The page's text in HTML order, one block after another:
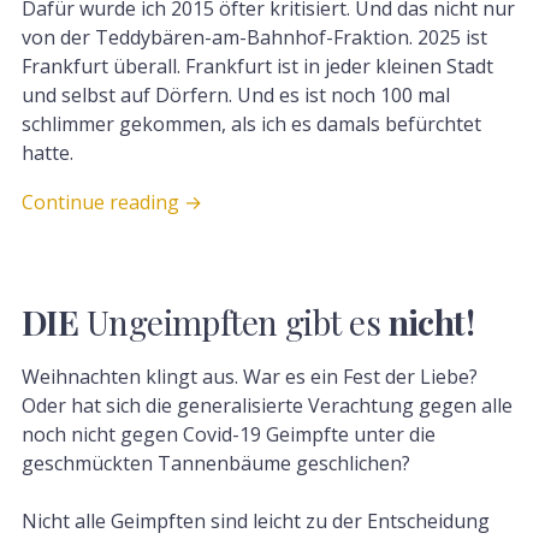
Dafür wurde ich 2015 öfter kritisiert. Und das nicht nur
von der Teddybären-am-Bahnhof-Fraktion. 2025 ist
Frankfurt überall. Frankfurt ist in jeder kleinen Stadt
und selbst auf Dörfern. Und es ist noch 100 mal
schlimmer gekommen, als ich es damals befürchtet
hatte.
Continue reading →
DIEUngeimpften gibt esnicht!
Weihnachten klingt aus. War es ein Fest der Liebe?
Oder hat sich die generalisierte Verachtung gegen alle
noch nicht gegen Covid-19 Geimpfte unter die
geschmückten Tannenbäume geschlichen?
Nicht alle Geimpften sind leicht zu der Entscheidung